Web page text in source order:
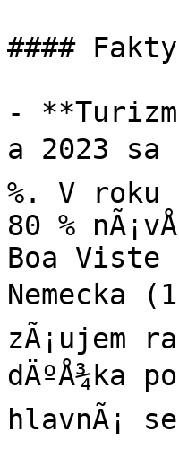
####
-
a 2023
%. V
80 %
Boa Viste
Nemecka
zÃ¡ujem
dÄºÅ¾ka
hlavnÃ¡